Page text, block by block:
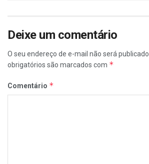
Deixe um comentário
O seu endereço de e-mail não será publicado.
obrigatórios são marcados com *
Comentário *